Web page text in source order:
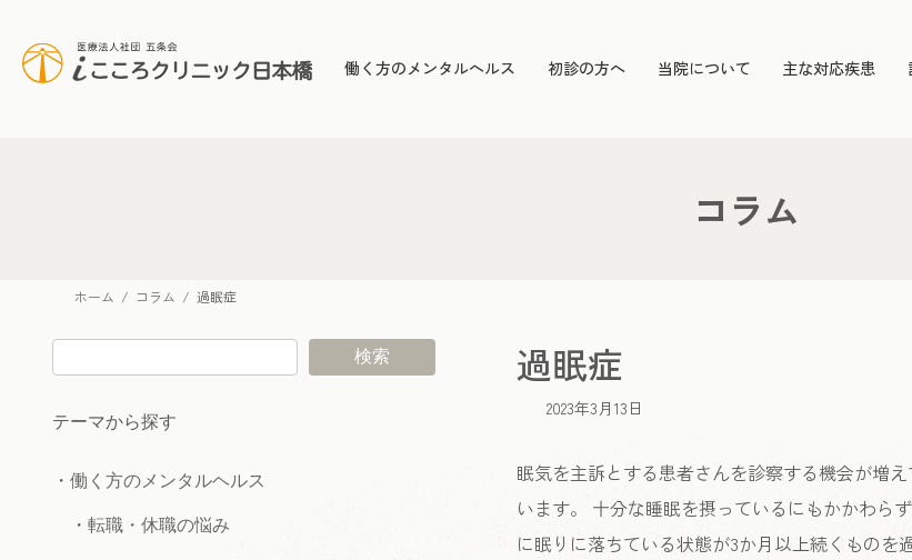
働く方のメンタルヘルス 初診の方へ 当院について 主な対応疾患
コラム
ホーム コラム 過眠症
過眠症
2023年3月13日
眠気を主訴とする患者さんを診察する機会が増
います。 十分な睡眠を摂っているにもかかわら
に眠りに落ちている状態が3か月以上続くものを
検索
テーマから探す
・ 働く方のメンタルヘルス
・ 転職・休職の悩み